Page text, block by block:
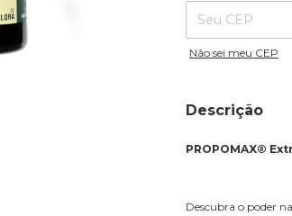
Não sei meu CEP
Descrição
PROPOMAX®
Descubra o poder